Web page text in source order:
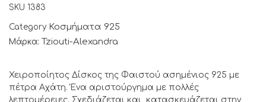
SKU 1383
Category Κοσμήματα 925
Μάρκα: Tziouti-Alexandra
Χειροποίητος Δίσκος της Φαιστού ασημένιος 925 με
πέτρα Αχάτη. Ένα αριστούργημα με πολλές
λεπτομέρειες. Σχεδιάζεται και κατασκευάζεται στην